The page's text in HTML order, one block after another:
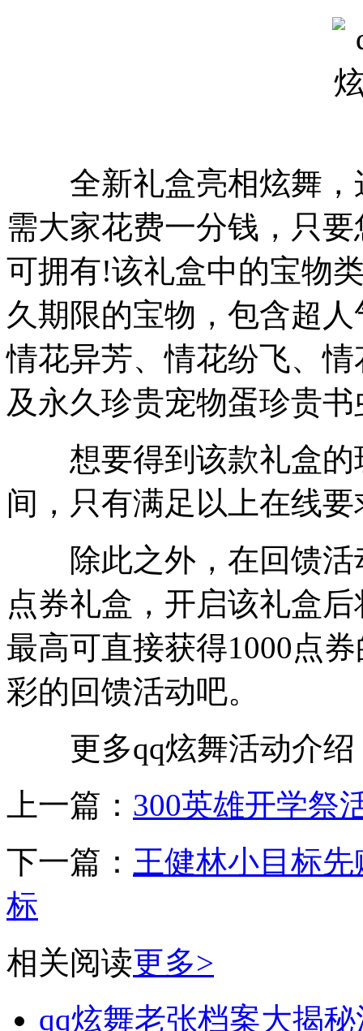
全新礼盒亮相炫舞，
需大家花费一分钱，只
可拥有!该礼盒中的宝物
久期限的宝物，包含超
情花异芳、情花纷飞、
及永久珍贵宠物蛋珍贵
想要得到该款礼盒的
间，只有满足以上在线
除此之外，在回馈活
点券礼盒，开启该礼盒
最高可直接获得1000点
彩的回馈活动吧。
更多qq炫舞活动介绍
上一篇： 300英雄开学祭
下一篇： 王健林小目标
标
相关阅读更多>
qq炫舞老张档案大揭